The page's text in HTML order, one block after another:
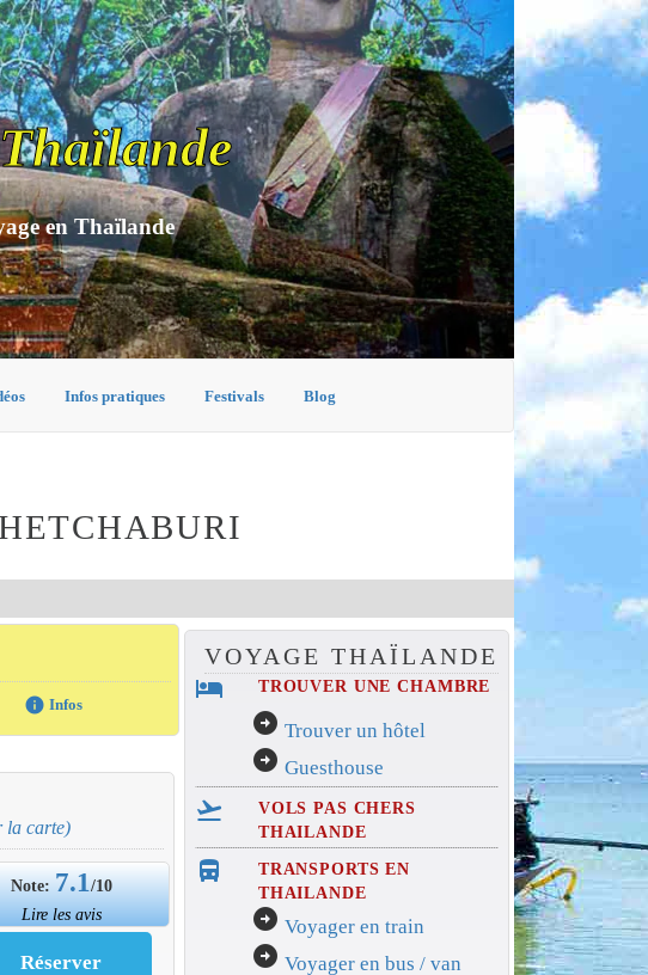
en Thaïlande
Infos pratiques Festivals Blog
info Infos
la carte)
Note: 7.1/10
Lire les avis
VOYAGE THAÏLANDE
hotel TROUVER UNE CHAMBRE
arrow_circle_right Trouver un hôtel
arrow_circle_right Guesthouse
flight_takeoff
VOLS PAS CHERS
THAILANDE
directions_bus_filled
TRANSPORTS EN
THAILANDE
arrow_circle_right Voyager en train
arrow_circle_right Voyager en bus / van